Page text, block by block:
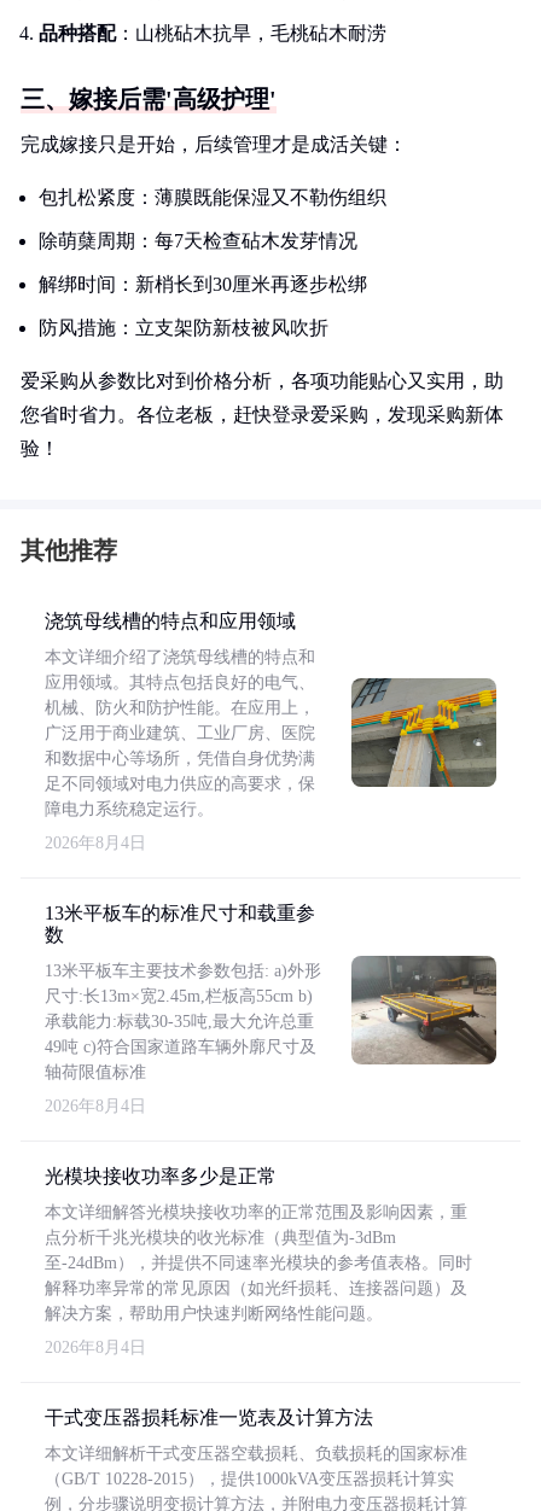
品种搭配：山桃砧木抗旱，毛桃砧木耐涝
三、嫁接后需'高级护理'
完成嫁接只是开始，后续管理才是成活关键：
包扎松紧度：薄膜既能保湿又不勒伤组织
除萌蘖周期：每7天检查砧木发芽情况
解绑时间：新梢长到30厘米再逐步松绑
防风措施：立支架防新枝被风吹折
爱采购从参数比对到价格分析，各项功能贴心又实用，助
您省时省力。各位老板，赶快登录爱采购，发现采购新体
验！
其他推荐
浇筑母线槽的特点和应用领域
本文详细介绍了浇筑母线槽的特点和
应用领域。其特点包括良好的电气、
机械、防火和防护性能。在应用上，
广泛用于商业建筑、工业厂房、医院
和数据中心等场所，凭借自身优势满
足不同领域对电力供应的高要求，保
障电力系统稳定运行。
2026年8月4日
13米平板车的标准尺寸和载重参
数
13米平板车主要技术参数包括: a)外形
尺寸:长13m×宽2.45m,栏板高55cm b)
承载能力:标载30-35吨,最大允许总重
49吨 c)符合国家道路车辆外廓尺寸及
轴荷限值标准
2026年8月4日
光模块接收功率多少是正常
本文详细解答光模块接收功率的正常范围及影响因素，重
点分析千兆光模块的收光标准（典型值为-3dBm
至-24dBm），并提供不同速率光模块的参考值表格。同时
解释功率异常的常见原因（如光纤损耗、连接器问题）及
解决方案，帮助用户快速判断网络性能问题。
2026年8月4日
干式变压器损耗标准一览表及计算方法
本文详细解析干式变压器空载损耗、负载损耗的国家标准
（GB/T 10228-2015），提供1000kVA变压器损耗计算实
例，分步骤说明变损计算方法，并附电力变压器损耗计算